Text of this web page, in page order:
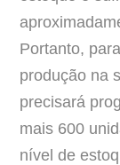
Portanto,
produção na
precisará
mais 600
nível de